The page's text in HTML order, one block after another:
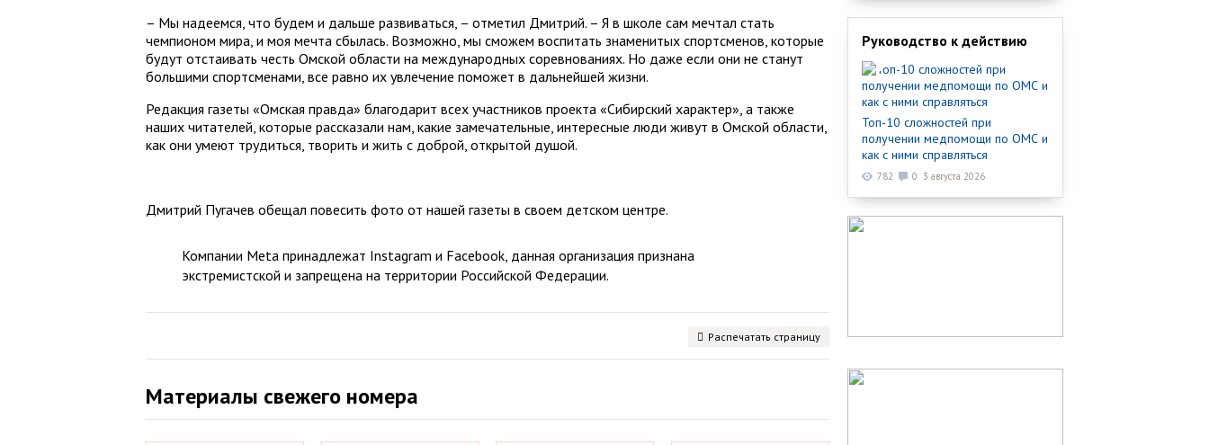
– Мы надеемся, что будем и дальше развиваться, – отметил Дмитрий. – Я в школе сам мечтал стать
чемпионом мира, и моя мечта сбылась. Возможно, мы сможем воспитать знаменитых спортсменов, которые
будут отстаивать честь Омской области на международных соревнованиях. Но даже если они не станут
большими спортсменами, все равно их увлечение поможет в дальнейшей жизни.
Редакция газеты «Омская правда» благодарит всех участников проекта «Сибирский характер», а также
наших читателей, которые рассказали нам, какие замечательные, интересные люди живут в Омской области,
как они умеют трудиться, творить и жить с доброй, открытой душой.
Дмитрий Пугачев обещал повесить фото от нашей газеты в своем детском центре.
Компании Meta принадлежат Instagram и Facebook, данная организация признана
экстремистской и запрещена на территории Российской Федерации.
Распечатать страницу
Материалы свежего номера
Руководство к действию
Топ-10 сложностей при
получении медпомощи по ОМС и
как с ними справляться
782 0 3 августа 2026